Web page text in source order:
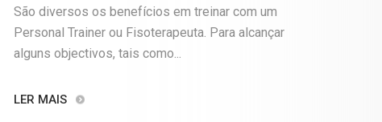
São diversos os benefícios em treinar com um
Personal Trainer ou Fisoterapeuta. Para alcançar
alguns objectivos, tais como...
LER MAIS